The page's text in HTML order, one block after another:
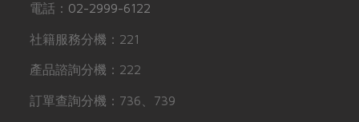
電話： 02-2999-6122
社籍服務分機：221
產品諮詢分機：222
訂單查詢分機：736、739